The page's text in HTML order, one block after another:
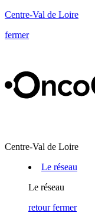
Centre-Val de Loire
fermer
Centre-Val de Loire
Le réseau
Le réseau
retour fermer